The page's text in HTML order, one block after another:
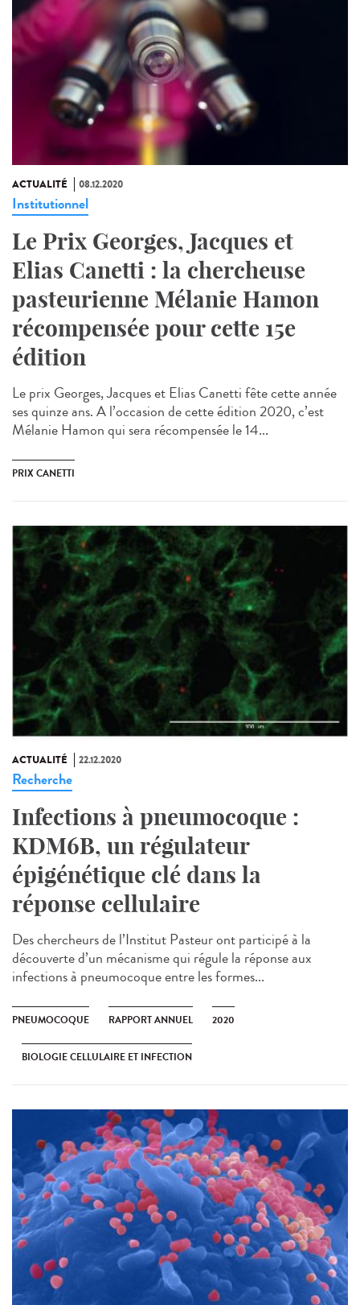
ACTUALITÉ 08.12.2020
Institutionnel
Le Prix Georges, Jacques et
Elias Canetti : la chercheuse
pasteurienne Mélanie Hamon
récompensée pour cette 15e
édition
Le prix Georges, Jacques et Elias Canetti fête cette année
ses quinze ans. A l’occasion de cette édition 2020, c’est
Mélanie Hamon qui sera récompensée le 14...
PRIX CANETTI
ACTUALITÉ 22.12.2020
Recherche
Infections à pneumocoque :
KDM6B, un régulateur
épigénétique clé dans la
réponse cellulaire
Des chercheurs de l’Institut Pasteur ont participé à la
découverte d’un mécanisme qui régule la réponse aux
infections à pneumocoque entre les formes...
PNEUMOCOQUE RAPPORT ANNUEL 2020
BIOLOGIE CELLULAIRE ET INFECTION